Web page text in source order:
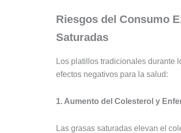
Riesgos del Consumo
Saturadas
Los platillos tradicionales durante
efectos negativos para la salud:
1. Aumento del Colesterol y
Las grasas saturadas elevan el